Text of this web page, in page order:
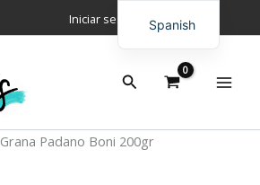
Iniciar sesión
Buscar
Grana Padano Boni 200gr
Spanish